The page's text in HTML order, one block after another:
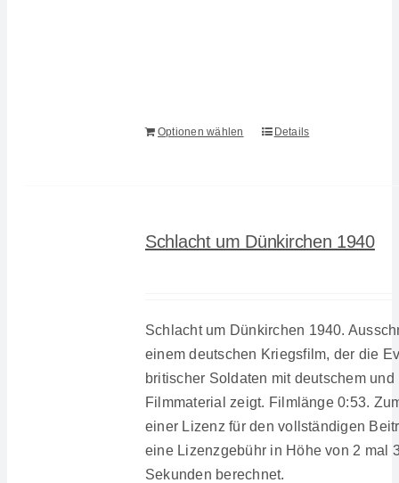
Optionen wählen Details
Schlacht um Dünkirchen 1940
Schlacht um Dünkirchen 1940.
einem deutschen Kriegsfilm, der die
britischer Soldaten mit deutschem und
Filmmaterial zeigt. Filmlänge 0:53.
einer Lizenz für den vollständigen
eine Lizenzgebühr in Höhe von 2 mal
Sekunden berechnet.